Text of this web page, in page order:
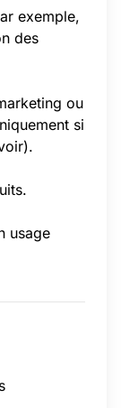
exemple,
des
ou
si
usage